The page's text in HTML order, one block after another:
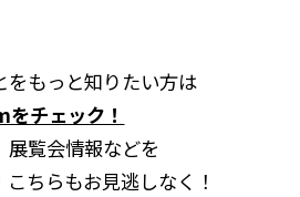
をもっと知りたい方は
チェック！
覧会情報などを
ちらもお見逃しなく！